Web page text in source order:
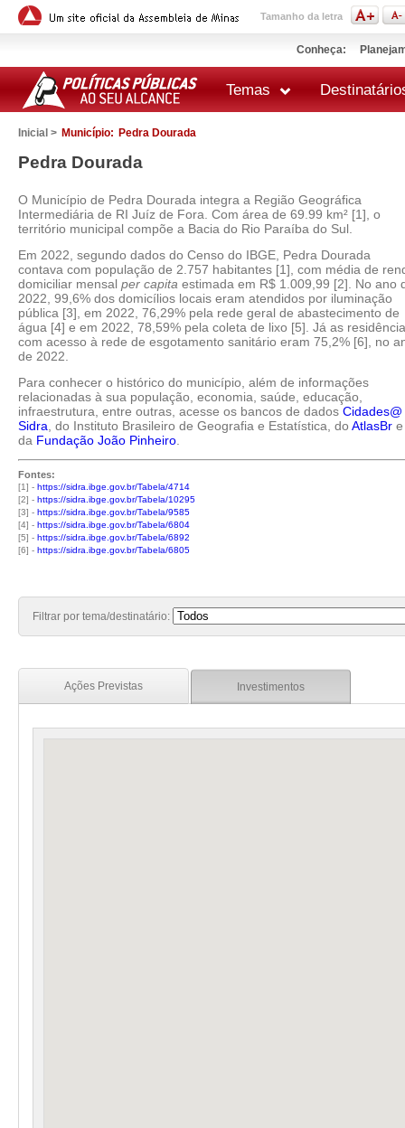
Tamanho da letra
Conheça:
Temas
Inicial > Município: Pedra Dourada
Pedra Dourada
O Município de Pedra Dourada integra a Região Geográfica
Intermediária de RI Juíz de Fora. Com área de 69.99 km² [1], o
território municipal compõe a Bacia do Rio Paraíba do Sul.
Em 2022, segundo dados do Censo do IBGE, Pedra Dourada
contava com população de 2.757 habitantes [1], com média de
domiciliar mensal per capita estimada em R$ 1.009,99 [2]. No ano
2022, 99,6% dos domicílios locais eram atendidos por iluminação
pública [3], em 2022, 76,29% pela rede geral de abastecimento de
água [4] e em 2022, 78,59% pela coleta de lixo [5]. Já as
com acesso à rede de esgotamento sanitário eram 75,2% [6], no
de 2022.
Para conhecer o histórico do município, além de informações
relacionadas à sua população, economia, saúde, educação,
infraestrutura, entre outras, acesse os bancos de dados Cidades@
Sidra , do Instituto Brasileiro de Geografia e Estatística, doAtlasBr e
da Fundação João Pinheiro
Fontes:
[1] - https://sidra.ibge.gov.br/Tabela/4714
[2] - https://sidra.ibge.gov.br/Tabela/10295
[3] - https://sidra.ibge.gov.br/Tabela/9585
[4] - https://sidra.ibge.gov.br/Tabela/6804
[5] - https://sidra.ibge.gov.br/Tabela/6892
[6] - https://sidra.ibge.gov.br/Tabela/6805
Filtrar por tema/destinatário:
Ações Previstas Investimentos